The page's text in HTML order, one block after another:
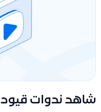
شاهد ندوات قيود